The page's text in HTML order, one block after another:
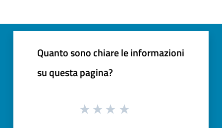
Quanto sono chiare le informazioni
su questa pagina?